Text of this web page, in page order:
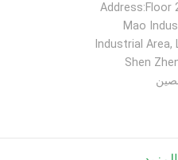
Address:Floor
Mao
Industrial Area,
Shen